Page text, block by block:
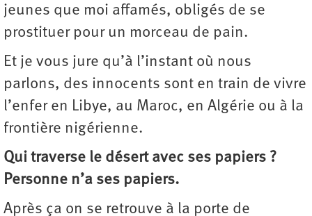
jeunes que moi affamés, obligés de se
prostituer pour un morceau de pain.
Et je vous jure qu’à l’instant où nous
parlons, des innocents sont en train de vivre
l’enfer en Libye, au Maroc, en Algérie ou à la
frontière nigérienne.
Qui traverse le désert avec ses papiers ?
Personne n’a ses papiers.
Après ça on se retrouve à la porte de